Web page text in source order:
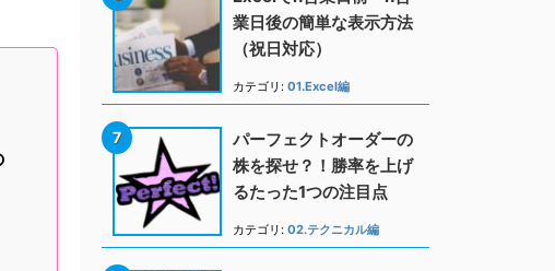
業日後の簡単な表示方法
（祝日対応）
カテゴリ: 01.Excel編
パーフェクトオーダーの
株を探せ？！勝率を上げ
るたった1つの注目点
カテゴリ: 02.テクニカル編